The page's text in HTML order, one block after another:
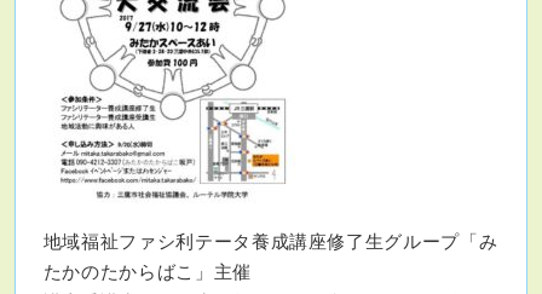
地域福祉ファシ利テータ養成講座修了生グループ「み
たかのたからばこ」主催